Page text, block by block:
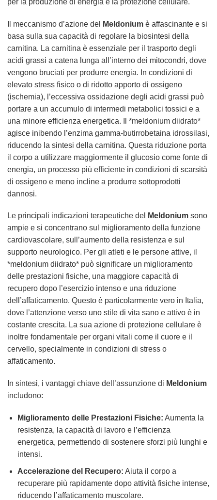
Il meccanismo d’azione del Meldonium è affascinante e si
basa sulla sua capacità di regolare la biosintesi della
carnitina. La carnitina è essenziale per il trasporto degli
acidi grassi a catena lunga all’interno dei mitocondri, dove
vengono bruciati per produrre energia. In condizioni di
elevato stress fisico o di ridotto apporto di ossigeno
(ischemia), l’eccessiva ossidazione degli acidi grassi può
portare a un accumulo di intermedi metabolici tossici e a
una minore efficienza energetica. Il *meldonium diidrato*
agisce inibendo l’enzima gamma-butirrobetaina idrossilasi,
riducendo la sintesi della carnitina. Questa riduzione porta
il corpo a utilizzare maggiormente il glucosio come fonte di
energia, un processo più efficiente in condizioni di scarsità
di ossigeno e meno incline a produrre sottoprodotti
dannosi.
Le principali indicazioni terapeutiche del Meldonium sono
ampie e si concentrano sul miglioramento della funzione
cardiovascolare, sull’aumento della resistenza e sul
supporto neurologico. Per gli atleti e le persone attive, il
*meldonium diidrato* può significare un miglioramento
delle prestazioni fisiche, una maggiore capacità di
recupero dopo l’esercizio intenso e una riduzione
dell’affaticamento. Questo è particolarmente vero in Italia,
dove l’attenzione verso uno stile di vita sano e attivo è in
costante crescita. La sua azione di protezione cellulare è
inoltre fondamentale per organi vitali come il cuore e il
cervello, specialmente in condizioni di stress o
affaticamento.
In sintesi, i vantaggi chiave dell’assunzione di Meldonium
includono:
Miglioramento delle Prestazioni Fisiche: Aumenta la
resistenza, la capacità di lavoro e l’efficienza
energetica, permettendo di sostenere sforzi più lunghi e
intensi.
Accelerazione del Recupero: Aiuta il corpo a
recuperare più rapidamente dopo attività fisiche intense,
riducendo l’affaticamento muscolare.